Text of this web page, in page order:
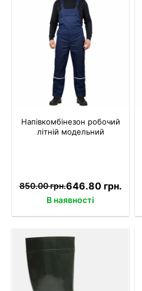
Напівкомбінезон робочий
літній модельний
646.80 грн.
850.00 грн.
В наявності